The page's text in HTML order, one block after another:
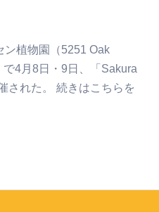
ン植物園（5251 Oak
4月8日・9日、「Sakura
された。 続きはこちらを